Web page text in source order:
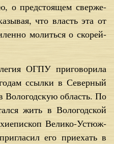
о пред­сто­я­щем свер­же­
что власть эта от
мо­лить­ся о ско­рей­
ОГПУ при­го­во­ри­ла
ссыл­ки в Се­вер­ный
Во­ло­год­скую об­ласть. По
жить в Во­ло­год­ской
Ве­ли­ко-Устюж­
его при­е­хать в